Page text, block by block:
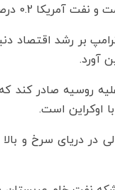
بر رشد اقتصاد
روسیه صادر کند
اوکراین است.
در دریای سرخ و